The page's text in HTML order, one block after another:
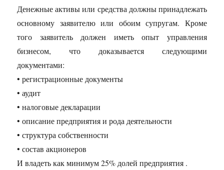
Денежные активы или средства должны принадлежать
основному заявителю или обоим супругам. Кроме
того заявитель должен иметь опыт управления
бизнесом, что доказывается следующими
документами:
• регистрационные документы
• аудит
• налоговые декларации
• описание предприятия и рода деятельности
• структура собственности
• состав акционеров
И владеть как минимум 25% долей предприятия .